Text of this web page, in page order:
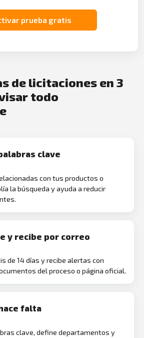
prueba gratis
de licitaciones en 3
todo
clave
con tus productos o
la búsqueda y ayuda a reducir
y recibe por correo
de 14 días y recibe alertas con
del proceso o página oficial.
falta
clave, define departamentos y